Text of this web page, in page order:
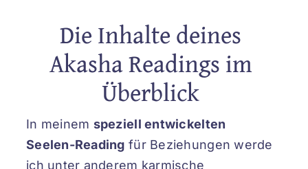
Die Inhalte deines
Akasha Readings im
Überblick
In meinem speziell entwickelten
Seelen-Reading für Beziehungen werde
ich unter anderem karmische